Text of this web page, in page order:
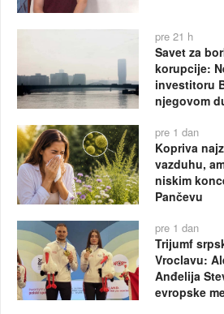
pre 21 h
Savet za
korupcije:
investitoru
njegovom
pre 1 dan
Kopriva
vazduhu,
niskim
Pančevu
pre 1 dan
Trijumf
Vroclavu:
Anđelija
evropske